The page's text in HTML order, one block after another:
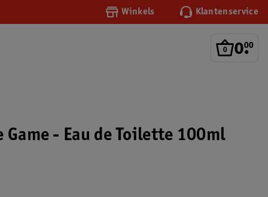
Winkels Klantenservice
0.
00
Game - Eau de Toilette 100ml